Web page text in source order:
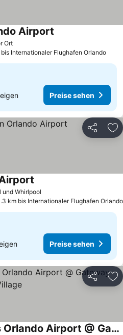
OrtPreise sehen
Airport
bis Internationaler Flughafen Orlando
Preise sehen
Teilen
und Whirlpool
km bis Internationaler Flughafen Orlando
Preise sehen
Teilen
Hampton Inn & Suites Orlando Airport @ Gateway Village